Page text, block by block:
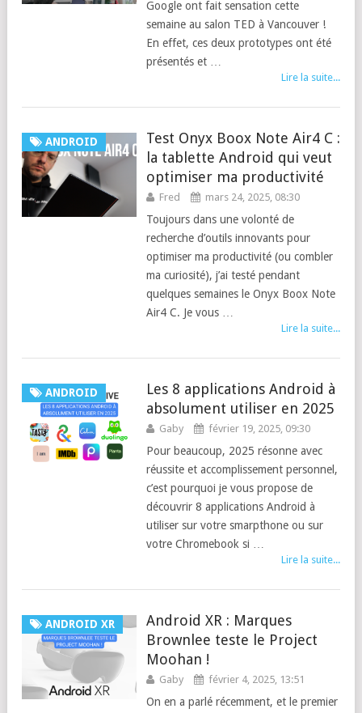
Google ont fait sensation cette
semaine au salon TED à Vancouver !
En effet, ces deux prototypes ont été
présentés et …
Lire la suite...
ANDROID
Test Onyx Boox Note Air4 C :
la tablette Android qui veut
optimiser ma productivité
Fred mars 24, 2025, 08:30
Toujours dans une volonté de
recherche d’outils innovants pour
optimiser ma productivité (ou combler
ma curiosité), j’ai testé pendant
quelques semaines le Onyx Boox Note
Air4 C. Je vous …
Lire la suite...
ANDROID
Les 8 applications Android à
absolument utiliser en 2025
Gaby février 19, 2025, 09:30
Pour beaucoup, 2025 résonne avec
réussite et accomplissement personnel,
c’est pourquoi je vous propose de
découvrir 8 applications Android à
utiliser sur votre smarpthone ou sur
votre Chromebook si …
Lire la suite...
ANDROID XR
Android XR : Marques
Brownlee teste le Project
Moohan !
Gaby février 4, 2025, 13:51
On en a parlé récemment, et le premier